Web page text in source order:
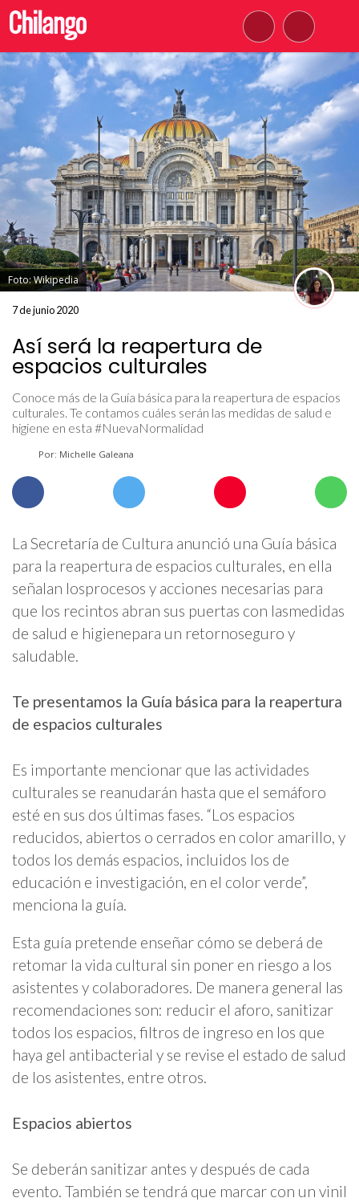
Foto: Wikipedia
7 de junio 2020
Así será la reapertura de
espacios culturales
Conoce más de la Guía básica para la reapertura de espacios
culturales. Te contamos cuáles serán las medidas de salud e
higiene en esta #NuevaNormalidad
Por: Michelle Galeana
La Secretaría de Cultura anunció una Guía básica
para la reapertura de espacios culturales, en ella
señalan losprocesos y acciones necesarias para
que los recintos abran sus puertas con lasmedidas
de salud e higienepara un retornoseguro y
saludable.
Te presentamos la Guía básica para la reapertura
de espacios culturales
Es importante mencionar que las actividades
culturales se reanudarán hasta que el semáforo
esté en sus dos últimas fases. “Los espacios
reducidos, abiertos o cerrados en color amarillo, y
todos los demás espacios, incluidos los de
educación e investigación, en el color verde”,
menciona la guía.
Esta guía pretende enseñar cómo se deberá de
retomar la vida cultural sin poner en riesgo a los
asistentes y colaboradores. De manera general las
recomendaciones son: reducir el aforo, sanitizar
todos los espacios, filtros de ingreso en los que
haya gel antibacterial y se revise el estado de salud
de los asistentes, entre otros.
Espacios abiertos
Se deberán sanitizar antes y después de cada
evento. También se tendrá que marcar con un vinil